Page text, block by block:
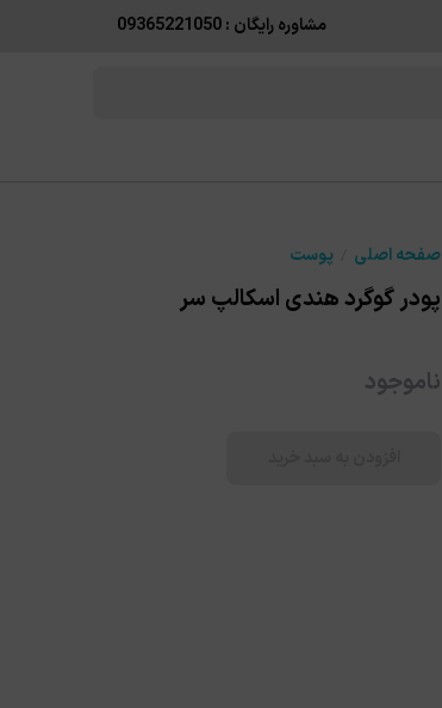
مشاوره رایگان : 09365221050
صفحه اصلی پوست
پودر گوگرد هندی اسکالپ سر
ناموجود